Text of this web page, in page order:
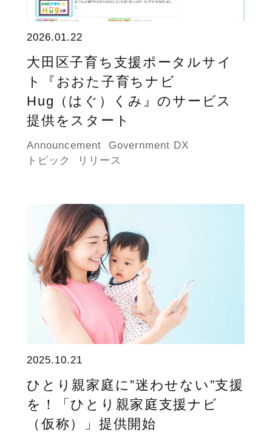
2026.01.22
大田区子育ち支援ポータルサイ
ト『おおた子育ちナビ
Hug（はぐ）くみ』のサービス
提供をスタート
Announcement
Government DX
トピック
リリース
2025.10.21
ひとり親家庭に”迷わせない”支援
を！「ひとり親家庭支援ナビ
（仮称）」提供開始